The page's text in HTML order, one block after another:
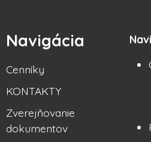
Navigácia
Cenníky
KONTAKTY
Zverejňovanie
dokumentov